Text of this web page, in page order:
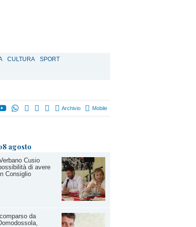
CULTURA
SPORT
Archivio Mobile
agosto
Cusio
di avere
Consiglio
da